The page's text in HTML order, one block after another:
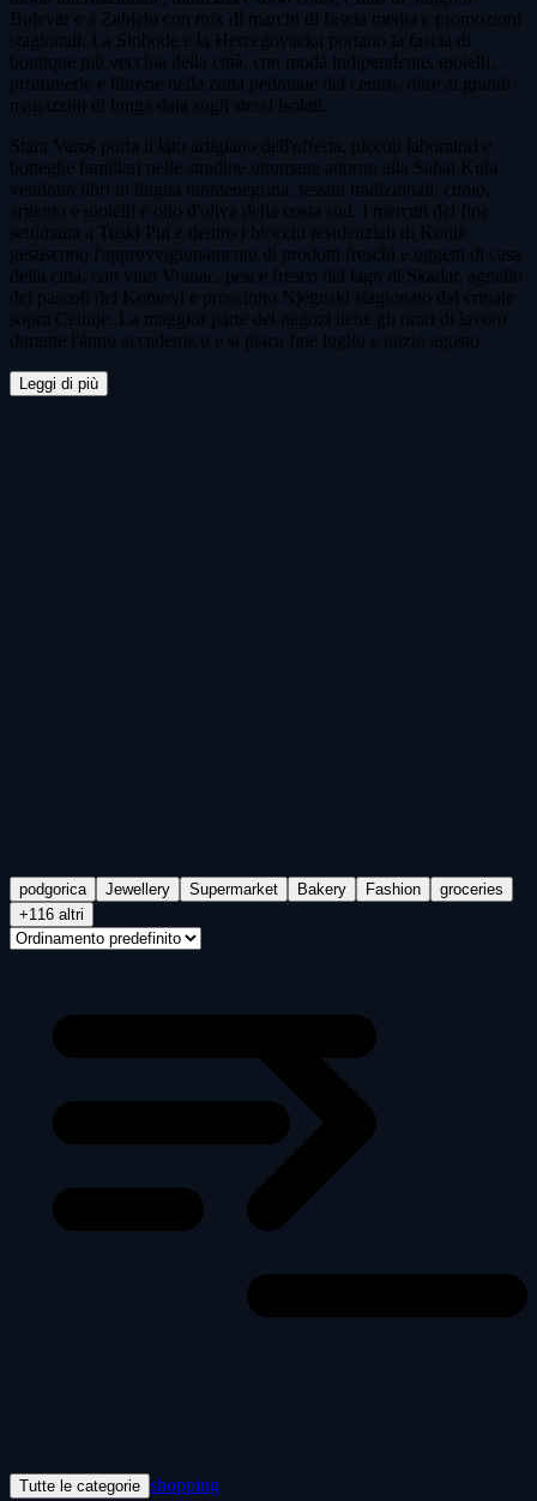
Bulevar e a Zabjelo con mix di marchi di fascia media e promozioni
stagionali. La Slobode e la Hercegovacka portano la fascia di
boutique più vecchia della città, con moda indipendente, gioielli,
profumerie e librerie nella zona pedonale del centro, oltre ai grandi
magazzini di lunga data sugli stessi isolati.
Stara Varoš porta il lato artigiano dell'offerta, piccoli laboratori e
botteghe familiari nelle stradine ottomane attorno alla Sahat Kula
vendono libri in lingua montenegrina, tessuti tradizionali, cuoio,
argento e gioielli e olio d'oliva della costa sud. I mercati del fine
settimana a Tuski Put e dentro i blocchi residenziali di Konik
gestiscono l'approvvigionamento di prodotti freschi e oggetti di casa
della città, con vino Vranac, pesce fresco del lago di Skadar, agnello
dei pascoli dei Komovi e prosciutto Njeguski stagionato dal crinale
sopra Cetinje. La maggior parte dei negozi tiene gli orari di lavoro
durante l'anno accademico e si placa fine luglio e inizio agosto.
Leggi di più
podgorica Jewellery Supermarket Bakery Fashion
groceries
+116 altri
Tutte le categorie shopping